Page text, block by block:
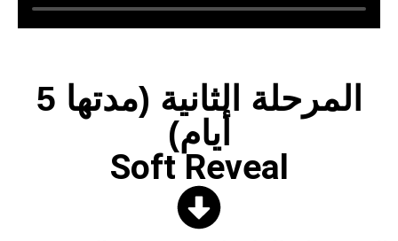
المرحلة الثانية (مدتها 5
أيام)
Soft Reveal